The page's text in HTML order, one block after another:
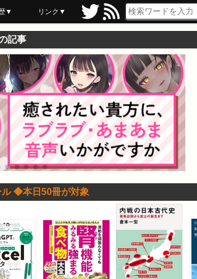
▼
だ
む
ーク
リンク▼
記事
◆本日50冊が対象